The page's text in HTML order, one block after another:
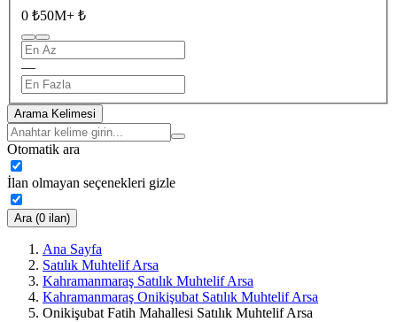
0 ₺50M+ ₺
—
Arama Kelimesi
Otomatik ara
İlan olmayan seçenekleri gizle
Ara (0 ilan)
Ana Sayfa
Satılık Muhtelif Arsa
Kahramanmaraş Satılık Muhtelif Arsa
Kahramanmaraş Onikişubat Satılık Muhtelif Arsa
Onikişubat Fatih Mahallesi Satılık Muhtelif Arsa